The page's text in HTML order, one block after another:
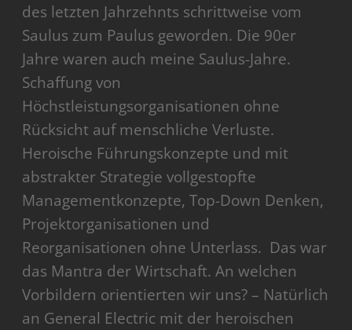
des letzten Jahrzehnts schrittweise vom
Saulus zum Paulus geworden. Die 90er
Jahre waren auch meine Saulus-Jahre.
Schaffung von
Höchstleistungsorganisationen ohne
Rücksicht auf menschliche Verluste.
Heroische Führungskonzepte und mit
abstrakter Strategie vollgestopfte
Managementkonzepte, Top-Down Denken,
Projektorganisationen und
Reorganisationen ohne Unterlass. Das war
das Mantra der Wirtschaft. An welchen
Vorbildern orientierten wir uns? – Natürlich
an General Electric mit der heroischen